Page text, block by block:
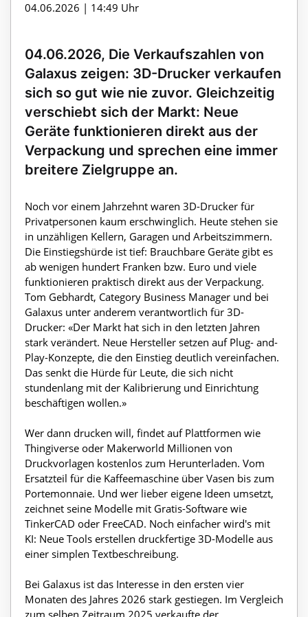
04.06.2026 | 14:49 Uhr
04.06.2026, Die Verkaufszahlen von
Galaxus zeigen: 3D-Drucker verkaufen
sich so gut wie nie zuvor. Gleichzeitig
verschiebt sich der Markt: Neue
Geräte funktionieren direkt aus der
Verpackung und sprechen eine immer
breitere Zielgruppe an.
Noch vor einem Jahrzehnt waren 3D-Drucker für
Privatpersonen kaum erschwinglich. Heute stehen sie
in unzähligen Kellern, Garagen und Arbeitszimmern.
Die Einstiegshürde ist tief: Brauchbare Geräte gibt es
ab wenigen hundert Franken bzw. Euro und viele
funktionieren praktisch direkt aus der Verpackung.
Tom Gebhardt, Category Business Manager und bei
Galaxus unter anderem verantwortlich für 3D-
Drucker: «Der Markt hat sich in den letzten Jahren
stark verändert. Neue Hersteller setzen auf Plug- and-
Play-Konzepte, die den Einstieg deutlich vereinfachen.
Das senkt die Hürde für Leute, die sich nicht
stundenlang mit der Kalibrierung und Einrichtung
beschäftigen wollen.»
Wer dann drucken will, findet auf Plattformen wie
Thingiverse oder Makerworld Millionen von
Druckvorlagen kostenlos zum Herunterladen. Vom
Ersatzteil für die Kaffeemaschine über Vasen bis zum
Portemonnaie. Und wer lieber eigene Ideen umsetzt,
zeichnet seine Modelle mit Gratis-Software wie
TinkerCAD oder FreeCAD. Noch einfacher wird's mit
KI: Neue Tools erstellen druckfertige 3D-Modelle aus
einer simplen Textbeschreibung.
Bei Galaxus ist das Interesse in den ersten vier
Monaten des Jahres 2026 stark gestiegen. Im Vergleich